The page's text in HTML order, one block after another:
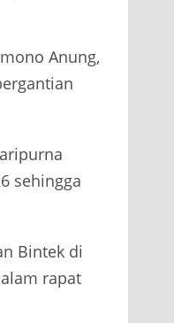
Anung,
sehingga
Bintek di
rapat